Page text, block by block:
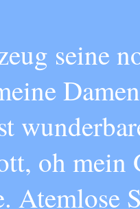
seine
oh mein
Atemlose